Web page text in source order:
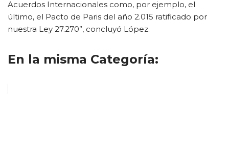
Acuerdos Internacionales como, por ejemplo, el
último, el Pacto de Paris del año 2.015 ratificado por
nuestra Ley 27.270”, concluyó López.
En la misma Categoría: